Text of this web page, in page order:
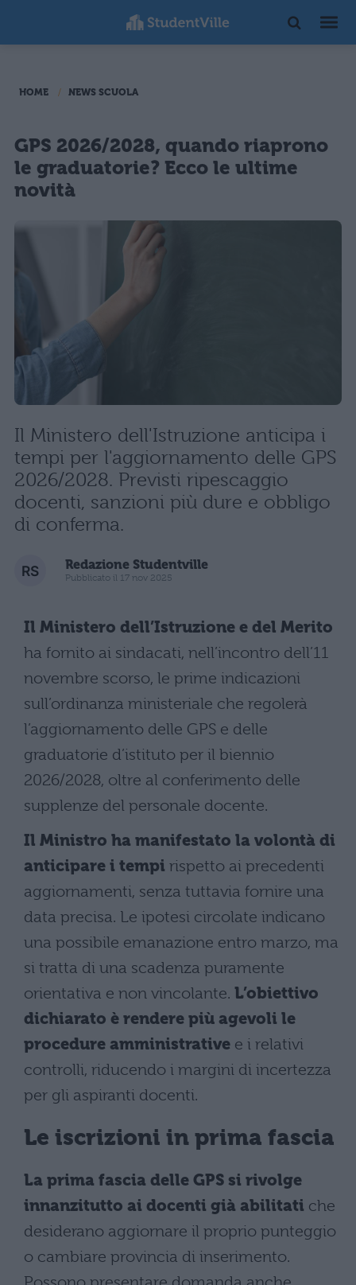
HOME NEWS SCUOLA
GPS 2026/2028, quando riaprono
le graduatorie? Ecco le ultime
novità
Il Ministero dell'Istruzione anticipa i
tempi per l'aggiornamento delle GPS
2026/2028. Previsti ripescaggio
docenti, sanzioni più dure e obbligo
di conferma.
Redazione Studentville
Pubblicato il 17 nov 2025
Il Ministero dell’Istruzione e del Merito
ha fornito ai sindacati, nell’incontro dell’11
novembre scorso, le prime indicazioni
sull’ordinanza ministeriale che regolerà
l’aggiornamento delle GPS e delle
graduatorie d’istituto per il biennio
2026/2028, oltre al conferimento delle
supplenze del personale docente.
Il Ministro ha manifestato la volontà di
anticipare i tempi rispetto ai precedenti
aggiornamenti, senza tuttavia fornire una
data precisa. Le ipotesi circolate indicano
una possibile emanazione entro marzo, ma
si tratta di una scadenza puramente
orientativa e non vincolante. L’obiettivo
dichiarato è rendere più agevoli le
procedure amministrative e i relativi
controlli, riducendo i margini di incertezza
per gli aspiranti docenti.
Le iscrizioni in prima fascia
La prima fascia delle GPS si rivolge
innanzitutto ai docenti già abilitati che
desiderano aggiornare il proprio punteggio
o cambiare provincia di inserimento.